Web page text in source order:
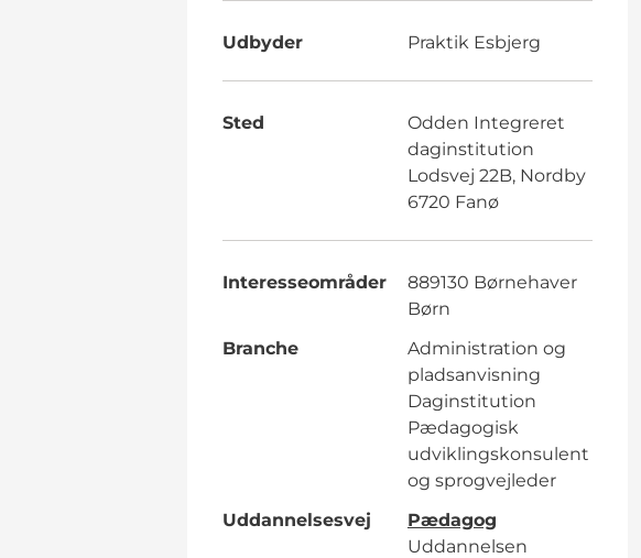
Udbyder Praktik Esbjerg
Sted
Odden Integreret
daginstitution
Lodsvej 22B, Nordby
6720 Fanø
Interesseområder
889130 Børnehaver
Børn
Branche
Administration og
pladsanvisning
Daginstitution
Pædagogisk
udviklingskonsulent
og sprogvejleder
Uddannelsesvej
Pædagog
Uddannelsen